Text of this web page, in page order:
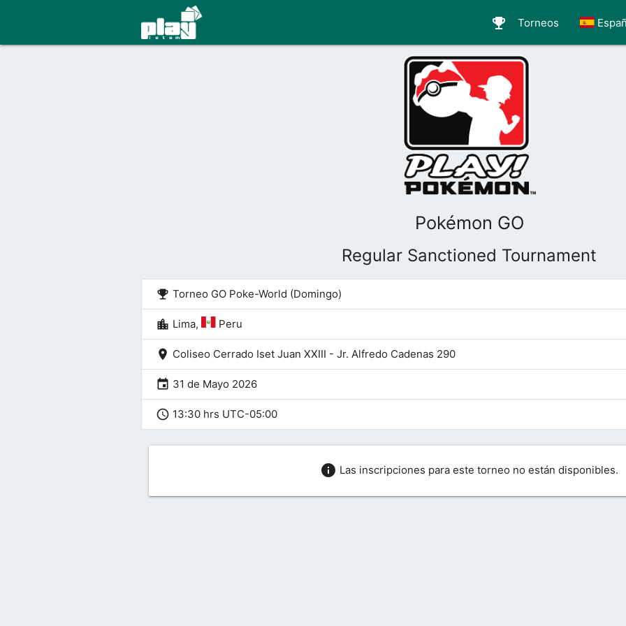
emoji_events Torneos
Pokémon GO
Regular Sanctioned Tournament
emoji_events Torneo GO Poke-World (Domingo)
location_city Lima, Peru
location_on Coliseo Cerrado Iset Juan XXIII - Jr. Alfredo Cadenas 290
event 31 de Mayo 2026
schedule 13:30 hrs UTC-05:00
info Las inscripciones para este torneo no están disponibles.